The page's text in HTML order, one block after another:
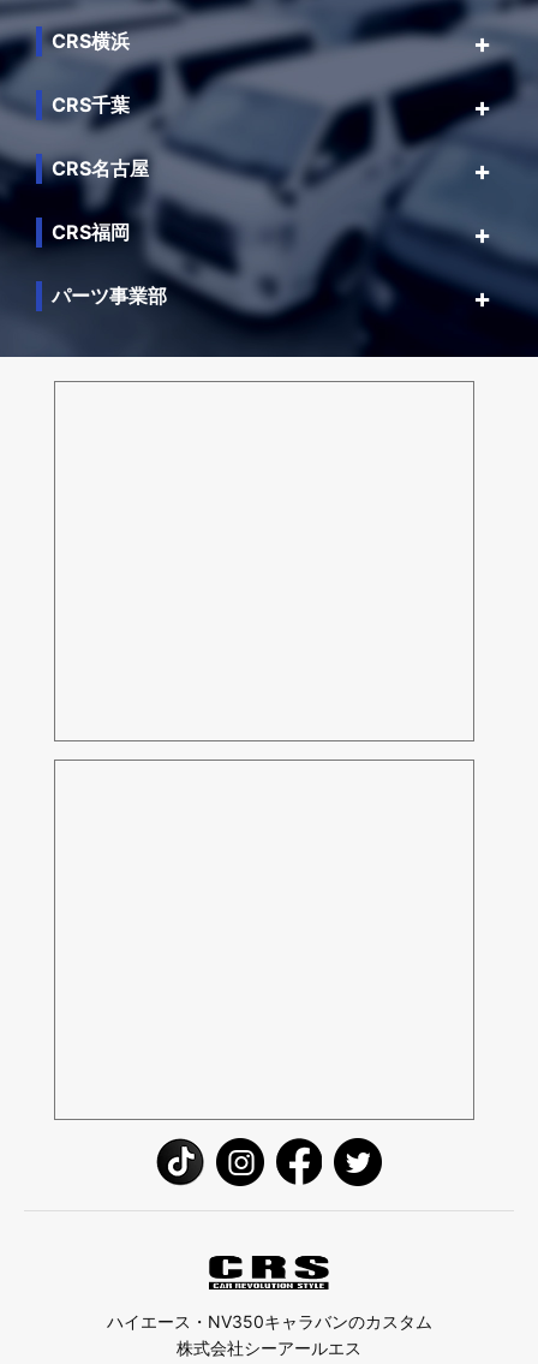
CRS横浜
CRS千葉
CRS名古屋
CRS福岡
パーツ事業部
ハイエース・NV350キャラバンのカスタム
株式会社シーアールエス